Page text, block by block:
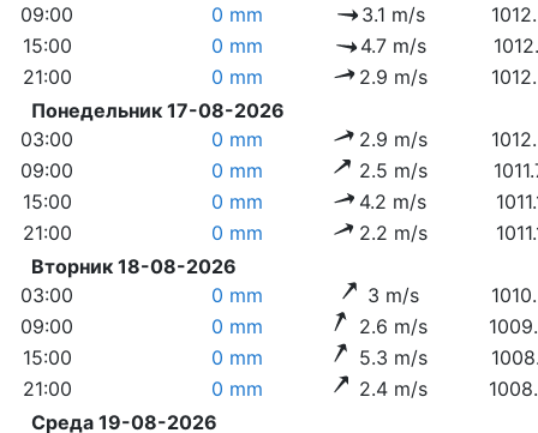
09:00
0 mm 3.1 m/s
15:00
0 mm 4.7 m/s
21:00
0 mm 2.9 m/s
Понедельник 17-08-2026
03:00
0 mm 2.9 m/s
09:00
0 mm 2.5 m/s
15:00
0 mm 4.2 m/s
21:00
0 mm 2.2 m/s
Вторник 18-08-2026
03:00
0 mm 3 m/s
09:00
0 mm 2.6 m/s
15:00
0 mm 5.3 m/s
21:00
0 mm 2.4 m/s
Среда 19-08-2026